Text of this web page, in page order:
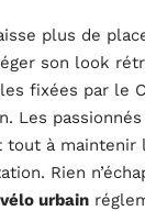
plus de
son look
fixées par le
Les passionnés
tout à maintenir
Rien
urbain